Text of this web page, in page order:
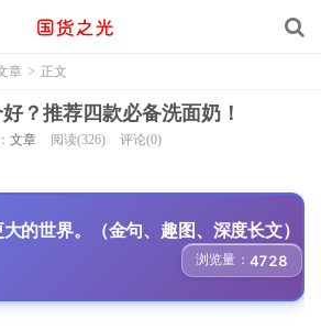
章 > 正文
？推荐四款必备洗面奶！
文章 阅读(326) 评论(0)
的世界。（金句、趣图、深度长文）
浏览量： 4728